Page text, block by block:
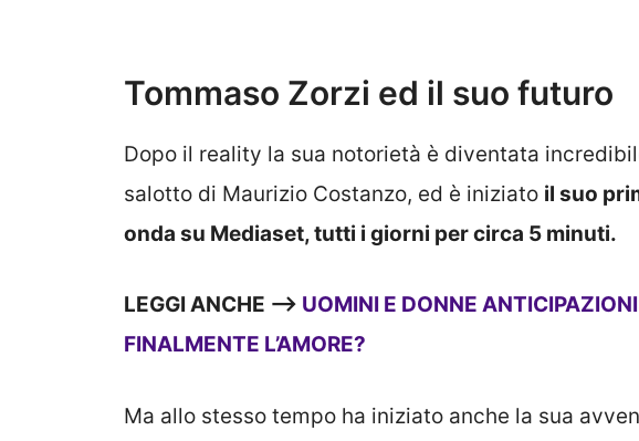
Tommaso Zorzi ed il suo futuro
Dopo il reality la sua notorietà è diventata
salotto di Maurizio Costanzo, ed è iniziato il suo
onda su Mediaset, tutti i giorni per circa 5 minuti.
LEGGI ANCHE —-> UOMINI E DONNE
FINALMENTE L’AMORE?
Ma allo stesso tempo ha iniziato anche la sua